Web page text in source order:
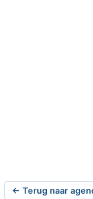
← Terug naar